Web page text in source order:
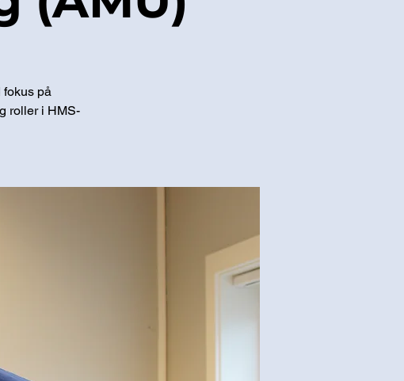
fokus på
roller i HMS-